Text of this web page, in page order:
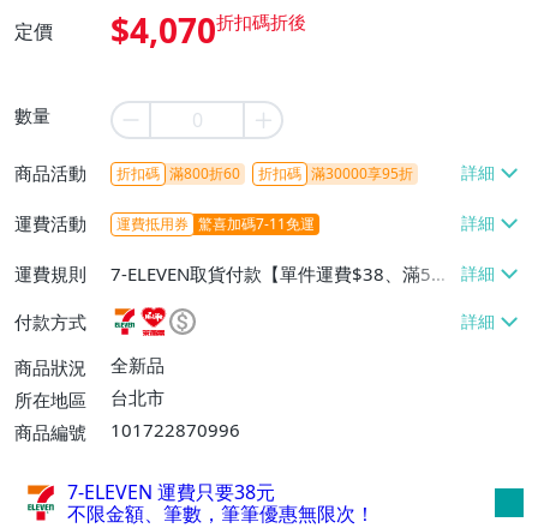
定價 $4,070
數量
商品活動 折扣碼 滿800折60 折扣碼 滿30000享95折
運費活動 運費抵用券 驚喜加碼7-11免運
運費規則
7-ELEVEN取貨付款【單件運費$38、滿5件
或消費滿$1298免運費】、7-ELEVEN取貨
不付款【免運費】、萊爾富取貨付款【單件
運費$60、滿5件或消費滿$1298免運
費】、宅配/貨運【單件運費$120、滿5件
付款方式
商品狀況
全新品
所在地區
台北市
商品編號
101722870996
7-ELEVEN 運費只要38元
不限金額、筆數，筆筆優惠無限次！